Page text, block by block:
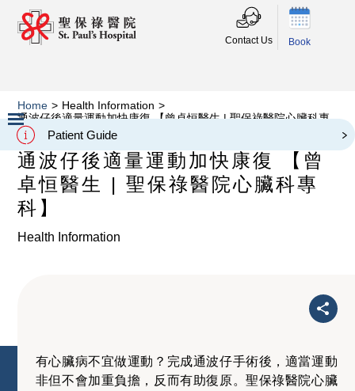
Contact Us Book
Patient Guide
Slide 2 of 3.
Home > Health Information >
通波仔後適量運動加快康復 【曾卓恒醫生 | 聖保祿醫院心臟科專
科】
通波仔後適量運動加快康復 【曾
卓恒醫生 | 聖保祿醫院心臟科專
科】
Health Information
有心臟病不宜做運動？完成通波仔手術後，適當運動
非但不會加重負擔，反而有助復原。聖保祿醫院心臟